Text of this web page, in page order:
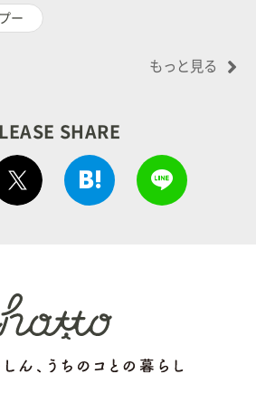
ー
もっと見る
SHARE
シェア はてぶでシェア